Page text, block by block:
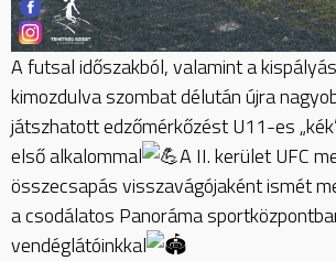
A futsal időszakból, valamint a
kimozdulva szombat délután újra
játszhatott edzőmérkőzést U11-es
első alkalommal
A II. kerület UFC
összecsapás visszavágójaként ismét
a csodálatos Panoráma
vendéglátóinkkal